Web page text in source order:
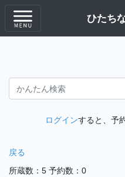
ひたち
ログインすると、予
戻る
所蔵数：5 予約数：0